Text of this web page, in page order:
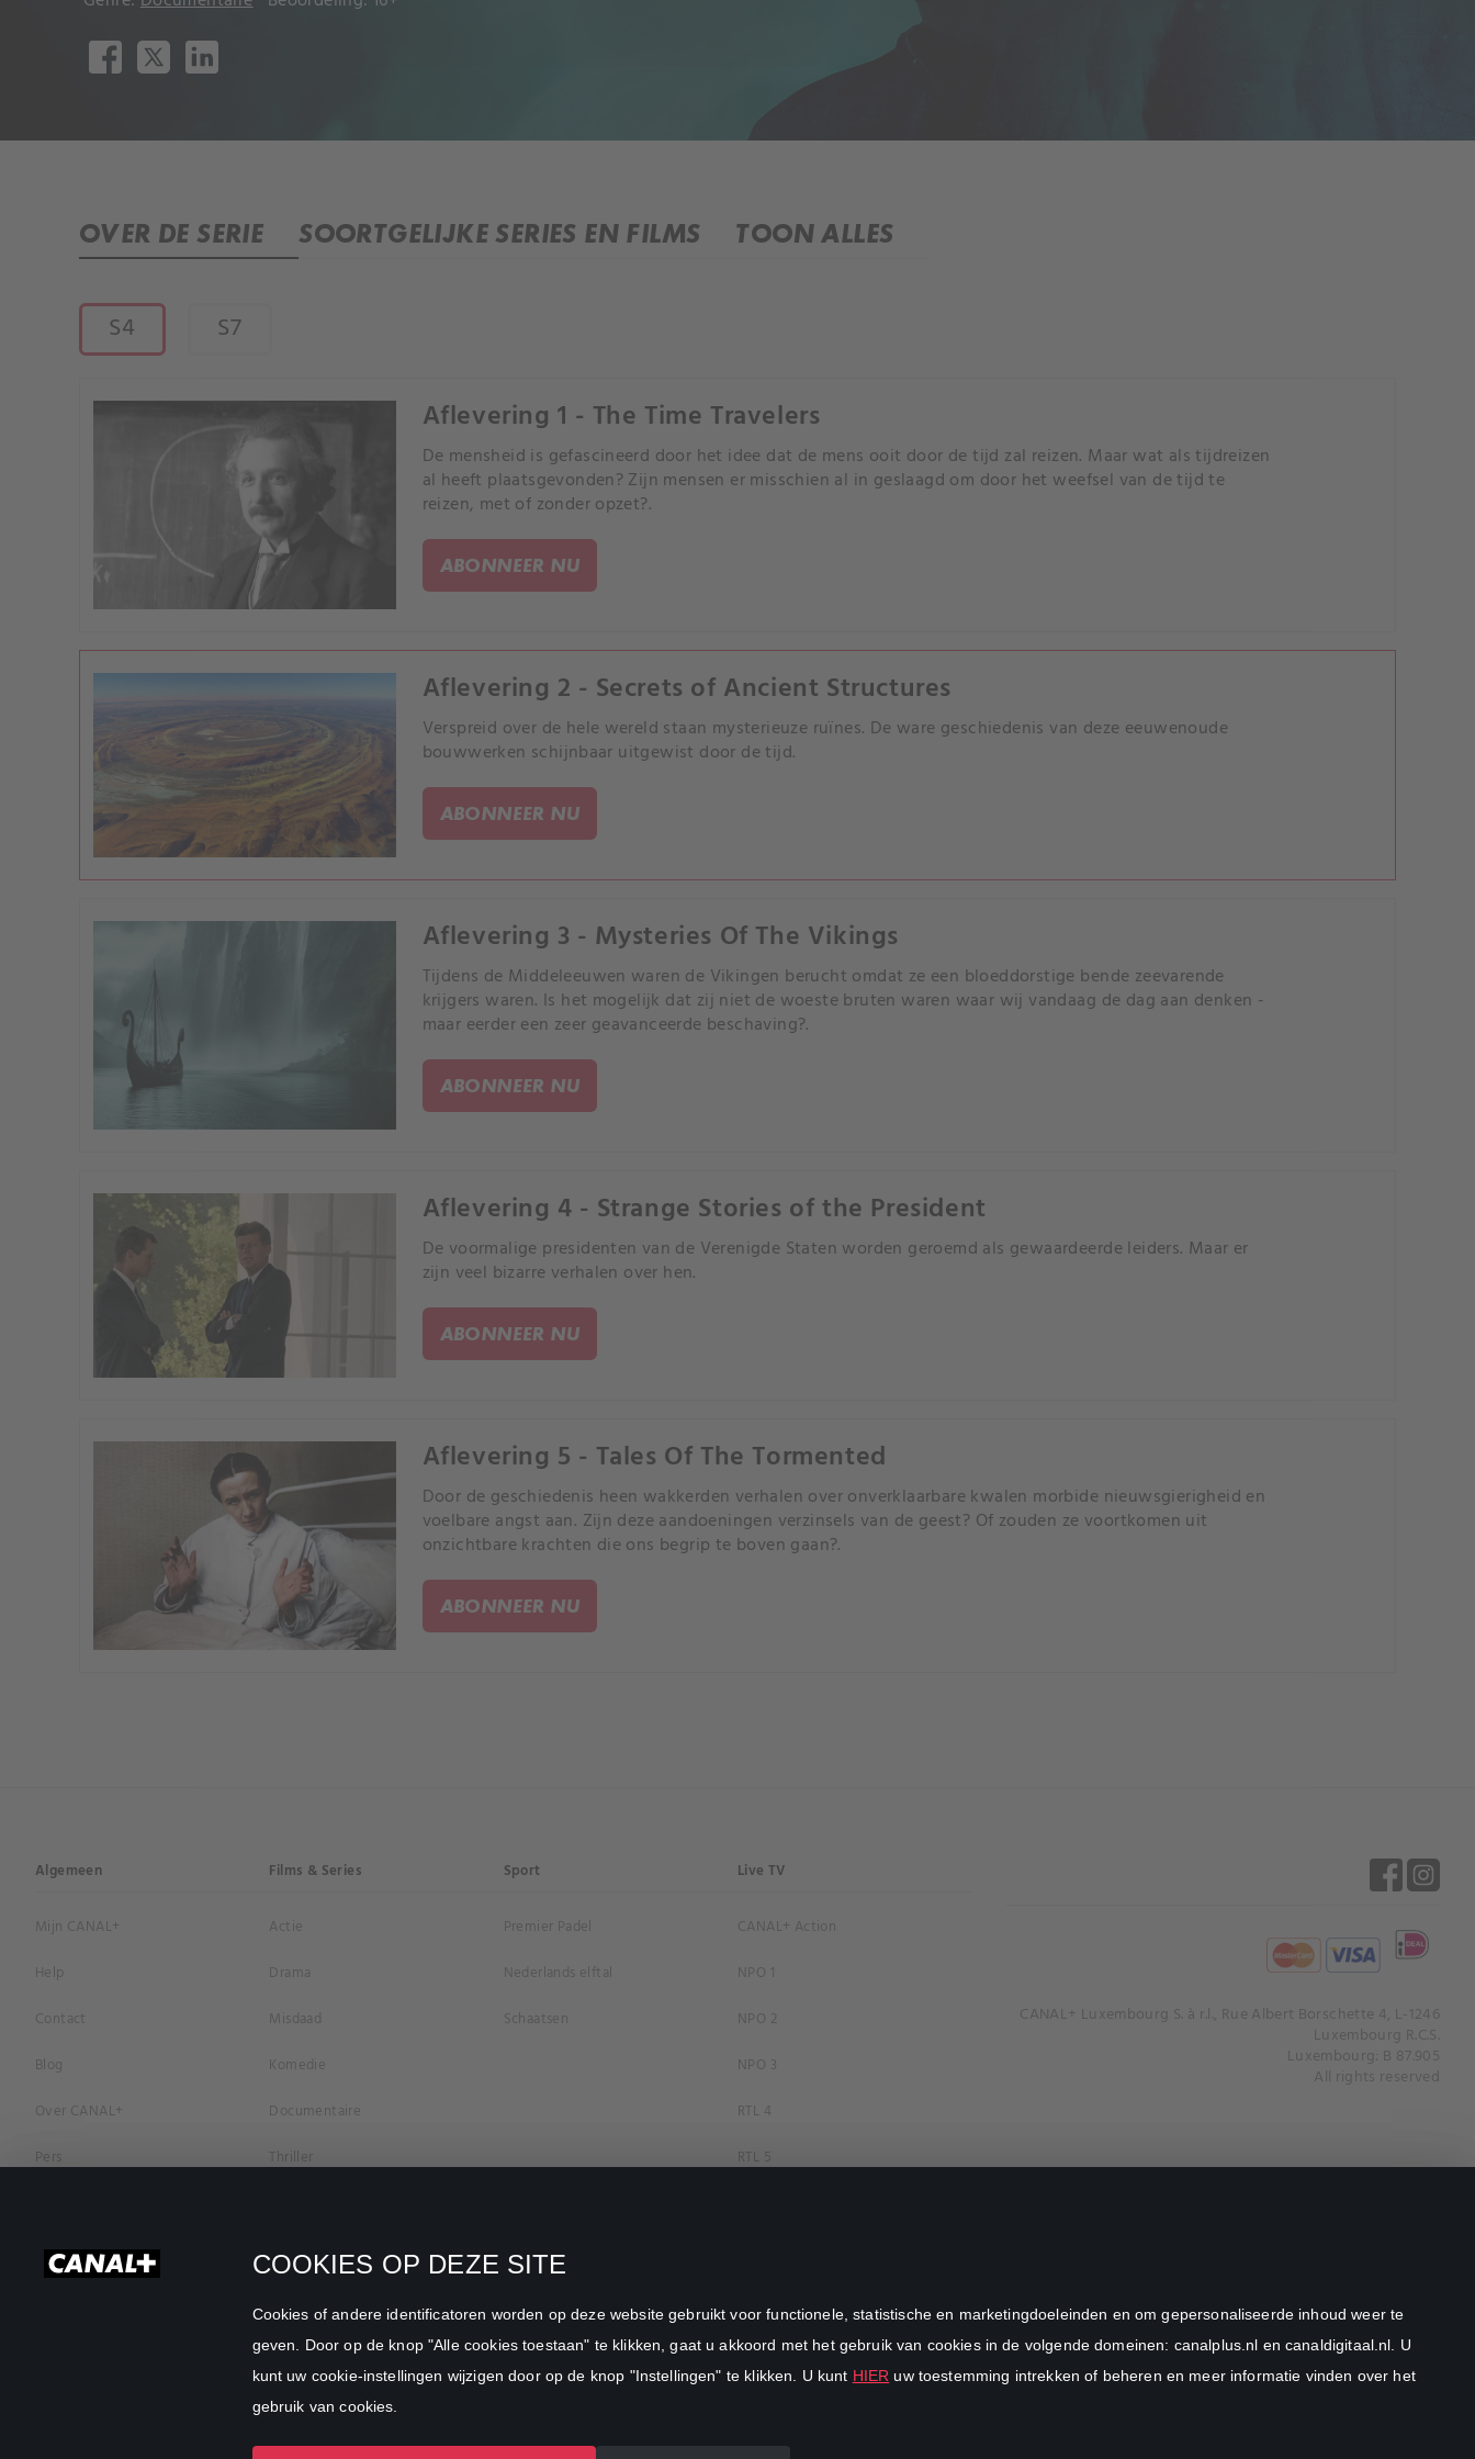
COOKIES OP DEZE SITE
Cookies of andere identificatoren worden op deze website gebruikt voor functionele, statistische en marketingdoeleinden en om gepersonaliseerde inhoud weer te
geven. Door op de knop "Alle cookies toestaan" te klikken, gaat u akkoord met het gebruik van cookies in de volgende domeinen: canalplus.nl en canaldigitaal.nl. U
kunt uw cookie-instellingen wijzigen door op de knop "Instellingen" te klikken. U kunt HIER uw toestemming intrekken of beheren en meer informatie vinden over het
gebruik van cookies.
OVER DE SERIE SOORTGELIJKE SERIES EN FILMS TOON ALLES
S4 S7
Aflevering 1 - The Time Travelers
De mensheid is gefascineerd door het idee dat de mens ooit door de tijd zal reizen. Maar wat als tijdreizen
al heeft plaatsgevonden? Zijn mensen er misschien al in geslaagd om door het weefsel van de tijd te
reizen, met of zonder opzet?.
ABONNEER NU
Aflevering 2 - Secrets of Ancient Structures
Verspreid over de hele wereld staan mysterieuze ruïnes. De ware geschiedenis van deze eeuwenoude
bouwwerken schijnbaar uitgewist door de tijd.
ABONNEER NU
Aflevering 3 - Mysteries Of The Vikings
Tijdens de Middeleeuwen waren de Vikingen berucht omdat ze een bloeddorstige bende zeevarende
krijgers waren. Is het mogelijk dat zij niet de woeste bruten waren waar wij vandaag de dag aan denken -
maar eerder een zeer geavanceerde beschaving?.
ABONNEER NU
Aflevering 4 - Strange Stories of the President
De voormalige presidenten van de Verenigde Staten worden geroemd als gewaardeerde leiders. Maar er
zijn veel bizarre verhalen over hen.
ABONNEER NU
Aflevering 5 - Tales Of The Tormented
Door de geschiedenis heen wakkerden verhalen over onverklaarbare kwalen morbide nieuwsgierigheid en
voelbare angst aan. Zijn deze aandoeningen verzinsels van de geest? Of zouden ze voortkomen uit
onzichtbare krachten die ons begrip te boven gaan?.
ABONNEER NU
Algemeen
Mijn CANAL+
Help
Contact
Blog
Over CANAL+
Pers
Privacybeleid
Films & Series
Actie
Drama
Misdaad
Komedie
Documentaire
Thriller
Romantiek
Familie
Sport
Sport
Premier Padel
Nederlands elftal
Schaatsen
Live TV
CANAL+ Action
NPO 1
NPO 2
NPO 3
RTL 4
RTL 5
SBS6
Net5
CANAL+ Luxembourg S. à r.l., Rue Albert Borschette 4, L-1246
Luxembourg R.C.S.
Luxembourg: B 87.905
All rights reserved